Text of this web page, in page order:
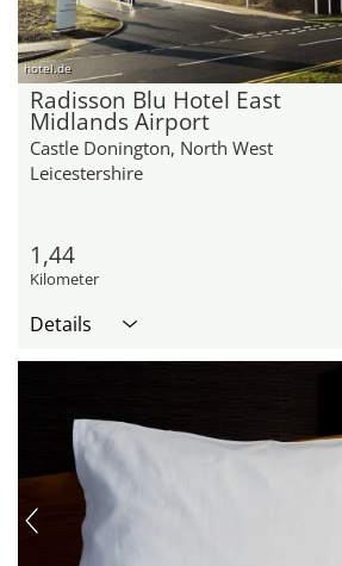
hotel.de
Radisson Blu Hotel East
Midlands Airport
Castle Donington, North West
Leicestershire
1,44
Kilometer
Details